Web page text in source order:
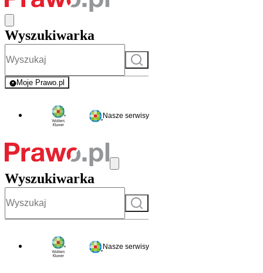
Wyszukiwarka
Szukaj
Moje Prawo.pl
- rejestracja i logowanie do serwisu
Nasze serwisy
Wyszukiwarka
Szukaj
Nasze serwisy